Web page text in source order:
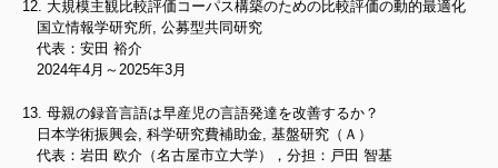
大規模主観比較評価コーパス構築のための比較評価の動的最適化
国立情報学研究所, 公募型共同研究
代表：安田 裕介
2024年4月～2025年3月
母親の録音言語は早産児の言語発達を改善するか？
日本学術振興会, 科学研究費補助金, 基盤研究（Ａ）
代表：岩田 欧介（名古屋市立大学），分担：戸田 智基